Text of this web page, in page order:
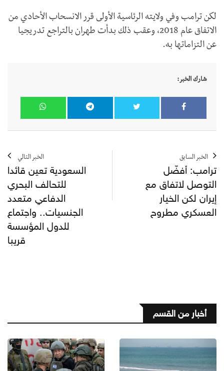
لكن ترامب وفي ولايته الرئاسية الأولى قرر الانسحاب الأحادي من
الاتفاق عام 2018، وعقب ذلك بدأت طهران بالتراجع تدريجيا
عن التزاماتها به.
شارك الخبر:
الخبر السابق
ترامب: أفضّل
التوصل لاتفاق مع
إيران لكن الخيار
العسكري مطروح
الخبر التالي
السعودية تعين قائدا
للتحالف البحري
الدفاعي متعدد
الجنسيات.. واجتماع
للدول المؤسسة
قريبا
أخبار من القسم